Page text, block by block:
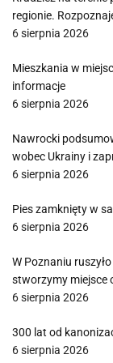
regionie.
6 sierpnia 2026
Mieszkania w
informacje
6 sierpnia 2026
Nawrocki
wobec Ukrainy i
6 sierpnia 2026
Pies zamknięty w
6 sierpnia 2026
W Poznaniu
stworzymy miejsce
6 sierpnia 2026
300 lat od
6 sierpnia 2026